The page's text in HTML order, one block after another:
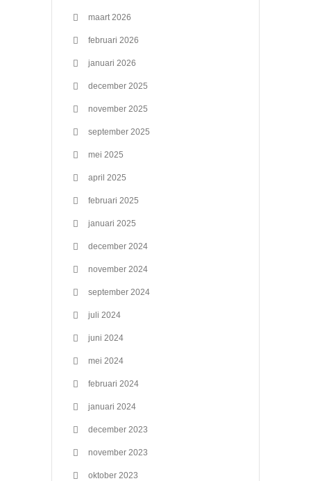
maart 2026
februari 2026
januari 2026
december 2025
november 2025
september 2025
mei 2025
april 2025
februari 2025
januari 2025
december 2024
november 2024
september 2024
juli 2024
juni 2024
mei 2024
februari 2024
januari 2024
december 2023
november 2023
oktober 2023